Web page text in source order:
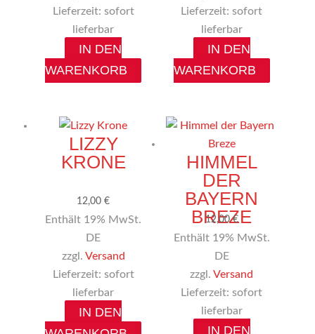
Lieferzeit: sofort
lieferbar
IN DEN
WARENKORB
Lieferzeit: sofort
lieferbar
IN DEN
WARENKORB
LIZZY
KRONE
12,00€
Enthält 19% MwSt.
DE
zzgl. Versand
Lieferzeit: sofort
lieferbar
IN DEN
HIMMEL
DER
BAYERN
BREZE
12,00€
Enthält 19% MwSt.
DE
zzgl.Versand
Lieferzeit: sofort
lieferbar
IN DEN